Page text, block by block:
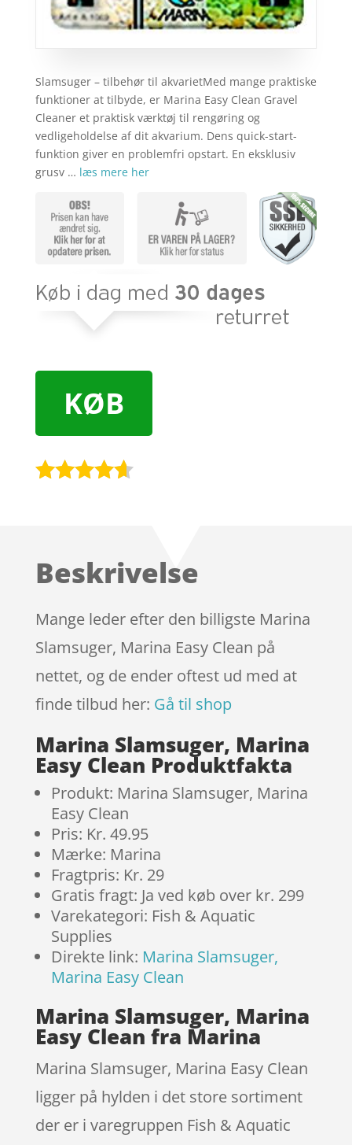
Slamsuger – tilbehør til akvarietMed mange praktiske
funktioner at tilbyde, er Marina Easy Clean Gravel
Cleaner et praktisk værktøj til rengøring og
vedligeholdelse af dit akvarium. Dens quick-start-
funktion giver en problemfri opstart. En eksklusiv
grusv … læs mere her
KØB
på
mmelser
Beskrivelse
Mange leder efter den billigste Marina
Slamsuger, Marina Easy Clean på
nettet, og de ender oftest ud med at
finde tilbud her: Gå til shop
Marina Slamsuger, Marina
Easy Clean Produktfakta
Produkt: Marina Slamsuger, Marina
Easy Clean
Pris: Kr. 49.95
Mærke: Marina
Fragtpris: Kr. 29
Gratis fragt: Ja ved køb over kr. 299
Varekategori: Fish & Aquatic
Supplies
Direkte link: Marina Slamsuger,
Marina Easy Clean
Marina Slamsuger, Marina
Easy Clean fra Marina
Marina Slamsuger, Marina Easy Clean
ligger på hylden i det store sortiment
der er i varegruppen Fish & Aquatic